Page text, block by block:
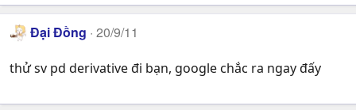
Đại Đồng 20/9/11
thử sv pd derivative đi bạn, google chắc ra ngay đấy